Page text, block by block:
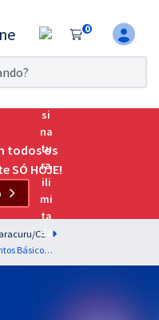
0
da
todos os
SÓ HOJE!
CE
Prefeitura de Paracuru - CE - SME - Conhecimentos Básicos para os Cargos de Nível Médio com a Equipe Gran